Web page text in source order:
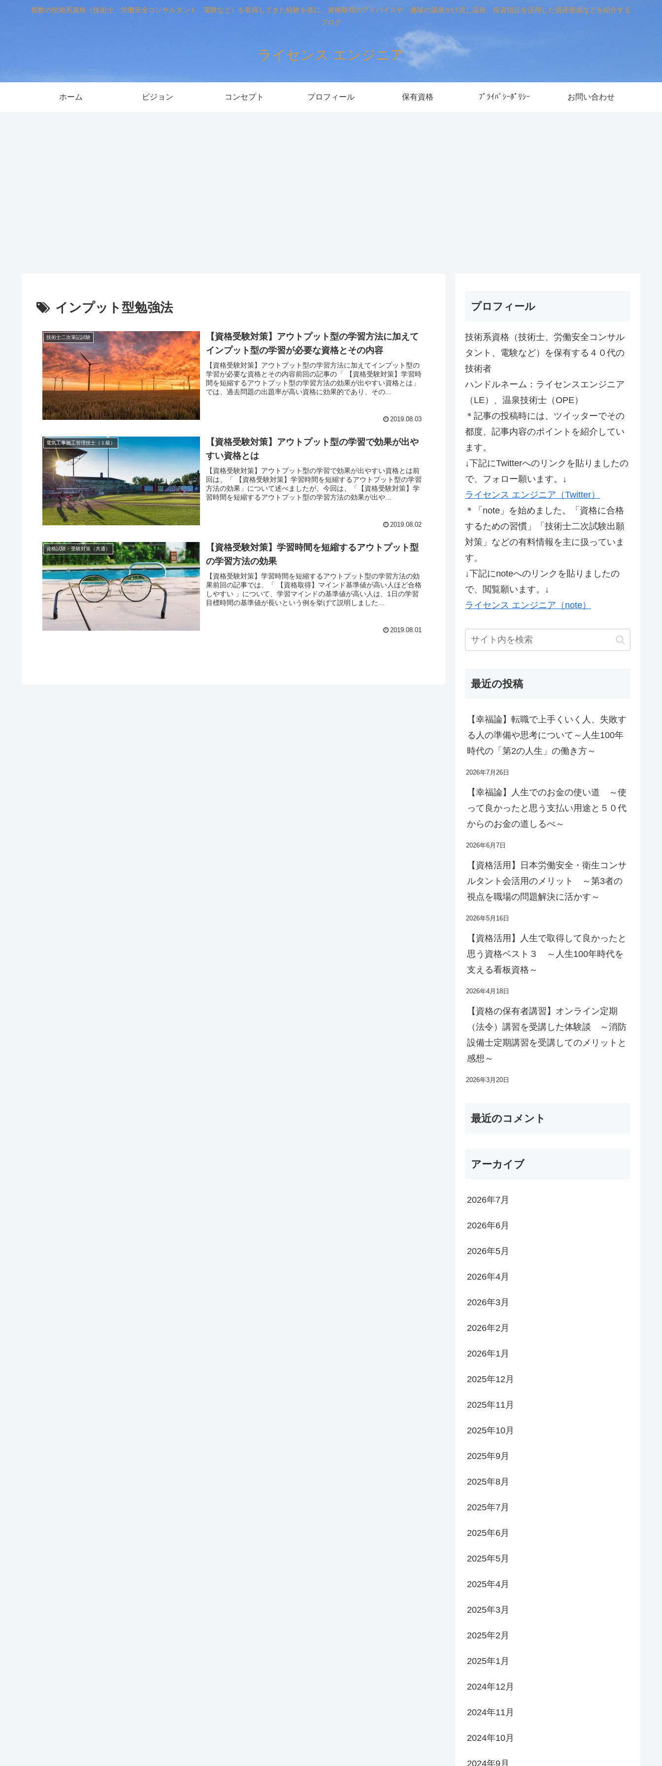
複数の技術系資格（技術士、労働安全コンサルタント、電験など）を取得してきた経験を基に、資格取得のアドバイスや、趣味の源泉かけ流し温泉、投資信託を活用した資産形成などを紹介する
ブログ
ライセンス エンジニア
ホーム ビジョン コンセプト プロフィール 保有資格 ﾌﾟﾗｲﾊﾞｼｰﾎﾟﾘｼｰ お問い合わせ
インプット型勉強法
技術士二次筆記試験
【資格受験対策】アウトプット型の学習方法に加えて
インプット型の学習が必要な資格とその内容
【資格受験対策】アウトプット型の学習方法に加えてインプット型の
学習が必要な資格とその内容前回の記事の「 【資格受験対策】学習時
間を短縮するアウトプット型の学習方法の効果が出やすい資格とは」
では、過去問題の出題率が高い資格に効果的であり、その...
2019.08.03
電気工事施工管理技士（１級）
【資格受験対策】アウトプット型の学習で効果が出や
すい資格とは
【資格受験対策】アウトプット型の学習で効果が出やすい資格とは前
回は、「 【資格受験対策】学習時間を短縮するアウトプット型の学習
方法の効果」について述べましたが、今回は、「【資格受験対策】学
習時間を短縮するアウトプット型の学習方法の効果が出や...
2019.08.02
資格試験・受験対策（共通）
【資格受験対策】学習時間を短縮するアウトプット型
の学習方法の効果
【資格受験対策】学習時間を短縮するアウトプット型の学習方法の効
果前回の記事では、「 【資格取得】マインド基準値が高い人ほど合格
しやすい 」について、学習マインドの基準値が高い人は、1日の学習
目標時間の基準値が長いという例を挙げて説明しました...
2019.08.01
プロフィール
技術系資格（技術士、労働安全コンサル
タント、電験など）を保有する４０代の
技術者
ハンドルネーム：ライセンスエンジニア
（LE）、温泉技術士（OPE）
＊記事の投稿時には、ツイッターでその
都度、記事内容のポイントを紹介してい
ます。
↓下記にTwitterへのリンクを貼りましたの
で、フォロー願います。↓
ライセンス エンジニア（Twitter）
＊「note」を始めました。「資格に合格
するための習慣」「技術士二次試験出願
対策」などの有料情報を主に扱っていま
す。
↓下記にnoteへのリンクを貼りましたの
で、閲覧願います。↓
ライセンス エンジニア（note）
最近の投稿
【幸福論】転職で上手くいく人、失敗す
る人の準備や思考について～人生100年
時代の「第2の人生」の働き方～
2026年7月26日
【幸福論】人生でのお金の使い道 ～使
って良かったと思う支払い用途と５０代
からのお金の道しるべ～
2026年6月7日
【資格活用】日本労働安全・衛生コンサ
ルタント会活用のメリット ～第3者の
視点を職場の問題解決に活かす～
2026年5月16日
【資格活用】人生で取得して良かったと
思う資格ベスト３ ～人生100年時代を
支える看板資格～
2026年4月18日
【資格の保有者講習】オンライン定期
（法令）講習を受講した体験談 ～消防
設備士定期講習を受講してのメリットと
感想～
2026年3月20日
最近のコメント
アーカイブ
2026年7月
2026年6月
2026年5月
2026年4月
2026年3月
2026年2月
2026年1月
2025年12月
2025年11月
2025年10月
2025年9月
2025年8月
2025年7月
2025年6月
2025年5月
2025年4月
2025年3月
2025年2月
2025年1月
2024年12月
2024年11月
2024年10月
2024年9月